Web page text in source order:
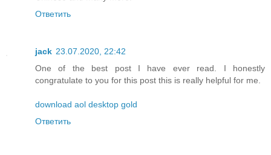
Ответить
jack 23.07.2020, 22:42
One of the best post I have ever read. I honestly
congratulate to you for this post this is really helpful for me.
download aol desktop gold
Ответить